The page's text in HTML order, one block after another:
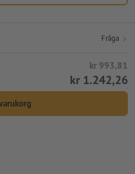
Fråga
kr 993,81
kr 1.242,26